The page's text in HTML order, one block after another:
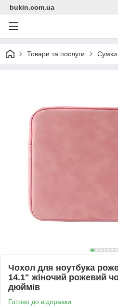
bukin.com.ua
Товари та послуги Сумки
Чохол для ноутбука
14.1" жіночий рожевий
дюймів
Готово до відправки